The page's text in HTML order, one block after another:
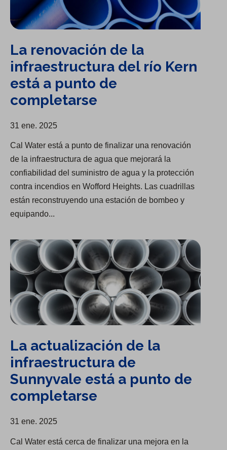
La renovación de la
infraestructura del río Kern
está a punto de
completarse
31 ene. 2025
Cal Water está a punto de finalizar una renovación
de la infraestructura de agua que mejorará la
confiabilidad del suministro de agua y la protección
contra incendios en Wofford Heights. Las cuadrillas
están reconstruyendo una estación de bombeo y
equipando...
La actualización de la infraestructura de Sunnyvale está a punto de completarse
La actualización de la
infraestructura de
Sunnyvale está a punto de
completarse
31 ene. 2025
Cal Water está cerca de finalizar una mejora en la